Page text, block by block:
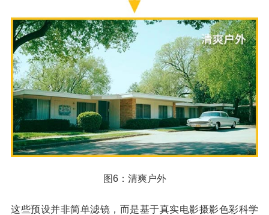
图6：清爽户外
这些预设并非简单滤镜，而是基于真实电影摄影色彩科学